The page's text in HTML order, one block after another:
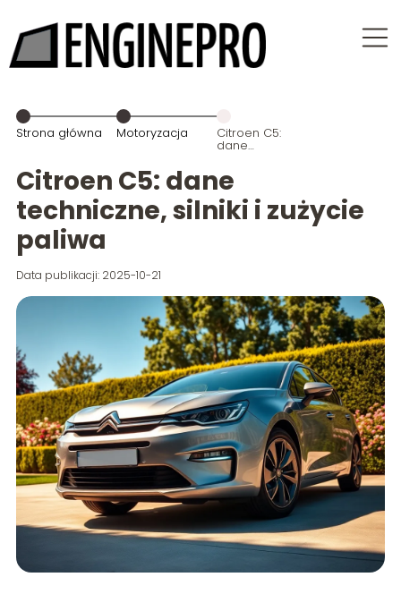
Strona główna Motoryzacja Citroen C5:
dane
paliwa
Citroen C5: dane
techniczne, silniki i zużycie
paliwa
Data publikacji: 2025-10-21